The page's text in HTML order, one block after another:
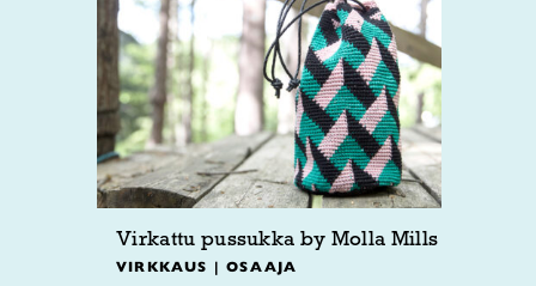
Virkattu pussukka by Molla Mills
VIRKKAUS | OSAAJA